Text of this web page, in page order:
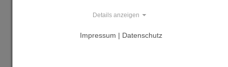
"Makiol
Details anzeigen
Impressum | Datenschutz